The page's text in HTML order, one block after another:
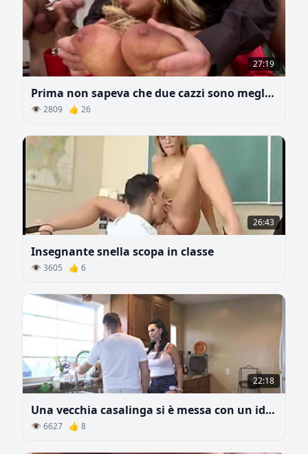
27:19
Prima non sapeva che due cazzi sono meglio di uno
👁 2809 👍 26
26:43
Insegnante snella scopa in classe
👁 3605 👍 6
22:18
Una vecchia casalinga si è messa con un idraulico
👁 6627 👍 8